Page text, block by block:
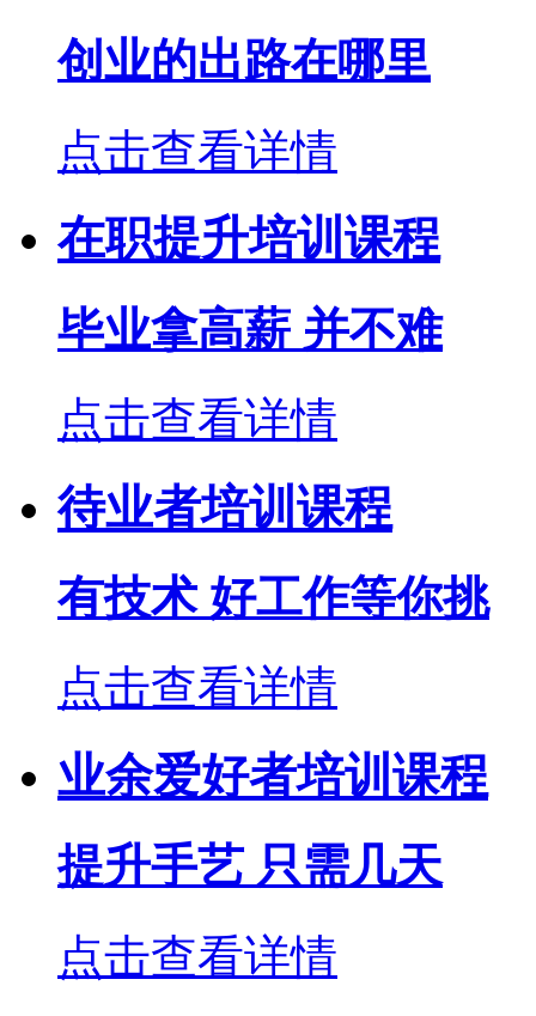
创业的出路在哪里
点击查看详情
在职提升培训课程
毕业拿高薪 并不难
点击查看详情
待业者培训课程
有技术 好工作等你挑
点击查看详情
业余爱好者培训课程
提升手艺 只需几天
点击查看详情